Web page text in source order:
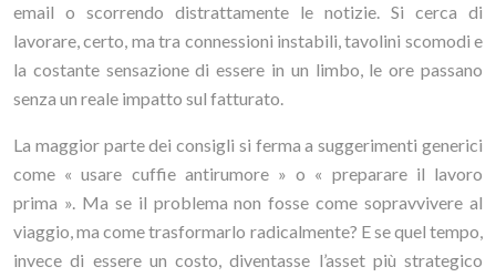
email o scorrendo distrattamente le notizie. Si cerca di
lavorare, certo, ma tra connessioni instabili, tavolini scomodi e
la costante sensazione di essere in un limbo, le ore passano
senza un reale impatto sul fatturato.
La maggior parte dei consigli si ferma a suggerimenti generici
come « usare cuffie antirumore » o « preparare il lavoro
prima ». Ma se il problema non fosse come sopravvivere al
viaggio, ma come trasformarlo radicalmente? E se quel tempo,
invece di essere un costo, diventasse l’asset più strategico